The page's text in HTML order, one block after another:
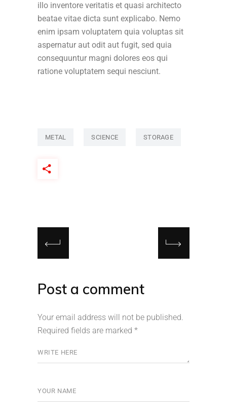
illo inventore veritatis et quasi architecto
beatae vitae dicta sunt explicabo. Nemo
enim ipsam voluptatem quia voluptas sit
aspernatur aut odit aut fugit, sed quia
consequuntur magni dolores eos qui
ratione voluptatem sequi nesciunt.
METAL SCIENCE STORAGE
Post a comment
Your email address will not be published.
Required fields are marked *